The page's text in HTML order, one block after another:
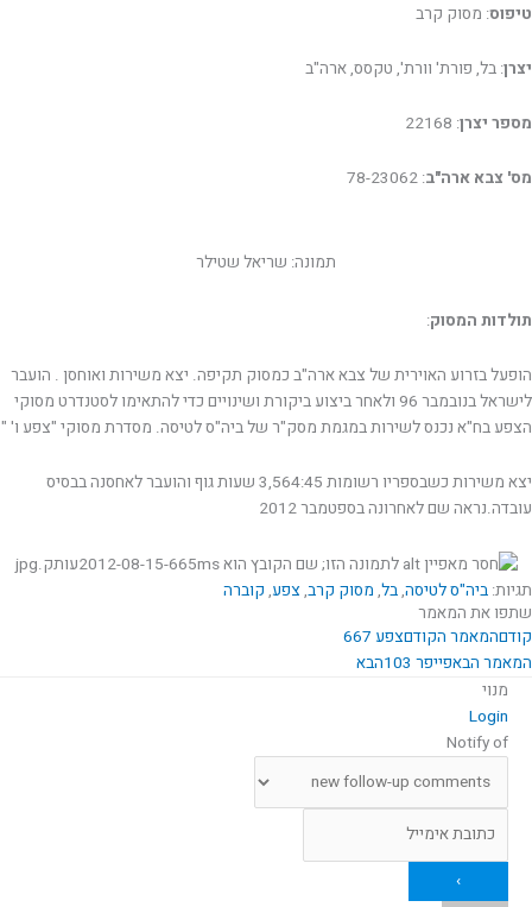
טיפוס: מסוק קרב
יצרן: בל, פורת' וורת', טקסס, ארה"ב
מספר יצרן: 22168
מס' צבא ארה"ב: 78-23062
תמונה: שריאל שטילר
תולדות המסוק:
הופעל בזרוע האוירית של צבא ארה"ב כמסוק תקיפה. יצא משירות ואוחסן . הועבר
לישראל בנובמבר 96 ולאחר ביצוע ביקורת ושינויים כדי להתאימו לסטנדרט מסוקי
הצפע בח"א נכנס לשירות במגמת מסק"ר של ביה"ס לטיסה. מסדרת מסוקי "צפע ו' "
יצא משירות כשבספריו רשומות 3,564:45 שעות גוף והועבר לאחסנה בבסיס
עובדה.נראה שם לאחרונה בספטמבר 2012
תגיות: ביה"ס לטיסה,בל, מסוק קרב, צפע, קוברה
שתפו את המאמר
קודםהמאמר הקודםצפע 667
המאמר הבאפייפר 103
הבא
מנוי
Login
Notify of